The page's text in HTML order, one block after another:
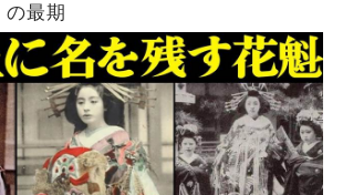
の最期